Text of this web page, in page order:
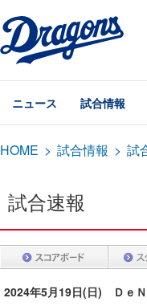
ニュース 試合情報
HOME > 試合情報 > 試
試合速報
2024年5月19日(日) Ｄｅ